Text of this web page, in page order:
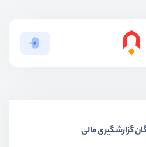
گزارشگیری مالی